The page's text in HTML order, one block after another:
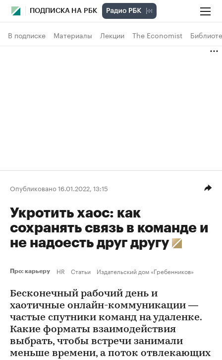
ПОДПИСКА НА РБК
В подписке Материалы Лекции The Economist
Опубликовано 16.01.2022, 13:15
Укротить хаос: как
сохранять связь в команде и
не надоесть друг другу
Про: карьеру HR Статьи Издательский дом «Гребенников»
Бесконечный рабочий день и
хаотичные онлайн-коммуникации —
частые спутники команд на удаленке.
Какие форматы взаимодействия
выбрать, чтобы встречи занимали
меньше времени, а поток отвлекающих